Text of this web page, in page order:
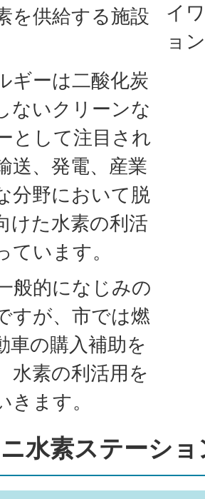
イ
ョ
を供給する施設
ギーは二酸化炭
ないクリーンな
として注目され
送、発電、産業
分野において脱
けた水素の利活
ています。
般的になじみの
すが、市では燃
車の購入補助を
水素の利活用を
きます。
水素ステーショ